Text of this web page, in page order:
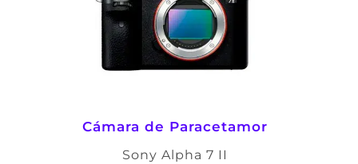
Cámara de Paracetamor
Sony Alpha 7 II